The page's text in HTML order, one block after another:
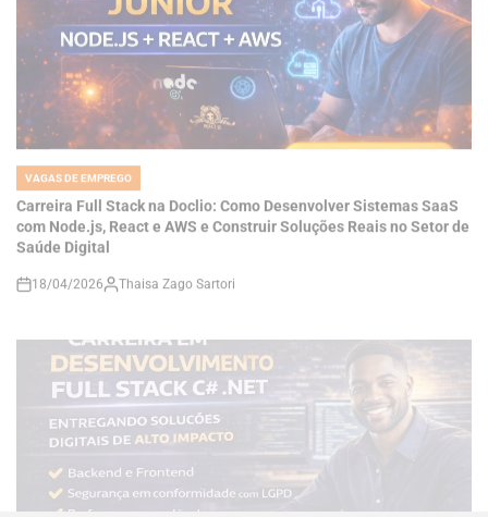
POSTED
IN
VAGAS DE EMPREGO
Carreira Full Stack na Doclio: Como Desenvolver Sistemas SaaS
com Node.js, React e AWS e Construir Soluções Reais no Setor de
Saúde Digital
on
18/04/2026 Thaisa Zago Sartori
POSTED
VAGAS DE EMPREGO
Como se Tornar um Desenvolvedor Full Stack C# .NET e Construir